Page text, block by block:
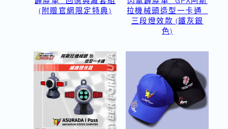
(附贈官網限定特典)
拉機械頭造型一卡通_
三段燈效款 (鐵灰銀
色)